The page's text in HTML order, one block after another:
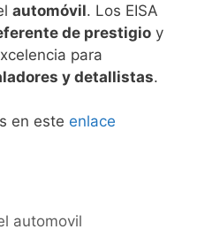
automóvil. Los EISA
de prestigio y
para
y detallistas.
en este enlace
automovil